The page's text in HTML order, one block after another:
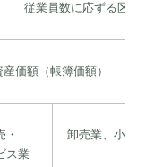
従業員数に応ずる区分
価額（帳簿価額）
・
ス業
卸売業、小売